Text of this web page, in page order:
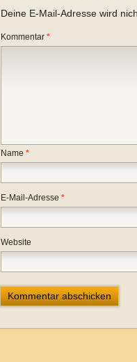
Deine E-Mail-Adresse wird
Kommentar *
Name *
E-Mail-Adresse *
Website